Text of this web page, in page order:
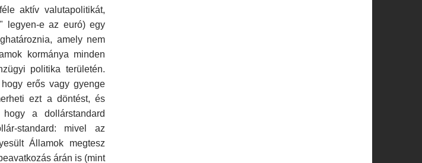
aktív valutapolitikát,
legyen-e az euró) egy
amely nem
kormánya minden
politika területén.
erős vagy gyenge
ezt a döntést, és
a dollár­standard
standard: mivel az
Államok megtesz
árán is (mint